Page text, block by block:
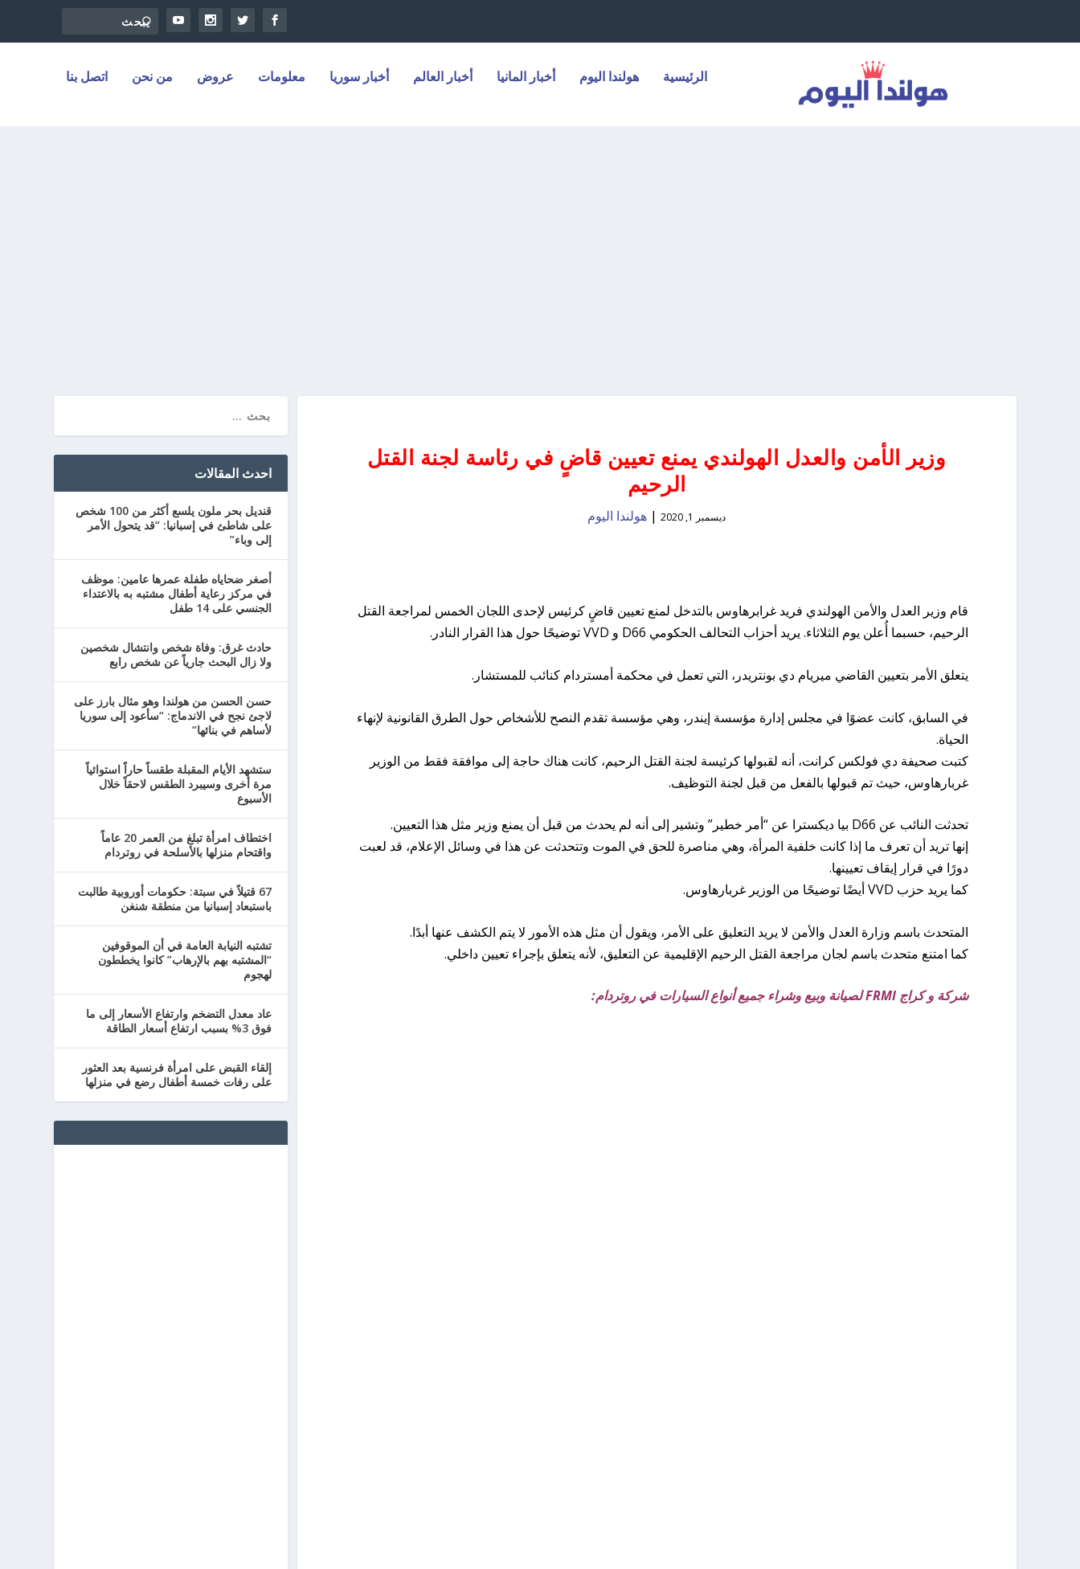
الرئيسية هولندا اليوم أخبار المانيا أخبار العالم أخبار سوريا معلومات عروض من نحن اتصل بنا
وزير الأمن والعدل الهولندي يمنع تعيين قاضٍ في رئاسة لجنة القتل
الرحيم
ديسمبر 1, 2020 | هولندا اليوم
قام وزير العدل والأمن الهولندي فريد غرابرهاوس بالتدخل لمنع تعيين قاضٍ كرئيس لإحدى اللجان الخمس لمراجعة القتل
الرحيم، حسبما أُعلن يوم الثلاثاء. يريد أحزاب التحالف الحكومي D66 و VVD توضيحًا حول هذا القرار النادر.
يتعلق الأمر بتعيين القاضي ميريام دي بونتريدر، التي تعمل في محكمة أمستردام كنائب للمستشار.
في السابق، كانت عضوًا في مجلس إدارة مؤسسة إيندر، وهي مؤسسة تقدم النصح للأشخاص حول الطرق القانونية لإنهاء
الحياة.
كتبت صحيفة دي فولكس كرانت، أنه لقبولها كرئيسة لجنة القتل الرحيم، كانت هناك حاجة إلى موافقة فقط من الوزير
غربارهاوس، حيث تم قبولها بالفعل من قبل لجنة التوظيف.
تحدثت النائب عن D66 بيا ديكسترا عن “أمر خطير” وتشير إلى أنه لم يحدث من قبل أن يمنع وزير مثل هذا التعيين.
إنها تريد أن تعرف ما إذا كانت خلفية المرأة، وهي مناصرة للحق في الموت وتتحدثت عن هذا في وسائل الإعلام، قد لعبت
دورًا في قرار إيقاف تعيينها.
كما يريد حزب VVD أيضًا توضيحًا من الوزير غربارهاوس.
المتحدث باسم وزارة العدل والأمن لا يريد التعليق على الأمر، ويقول أن مثل هذه الأمور لا يتم الكشف عنها أبدًا.
كما امتنع متحدث باسم لجان مراجعة القتل الرحيم الإقليمية عن التعليق، لأنه يتعلق بإجراء تعيين داخلي.
شركة و كراج FRMI لصيانة وبيع وشراء جميع أنواع السيارات في روتردام:
احدث المقالات
قنديل بحر ملون يلسع أكثر من 100 شخص
على شاطئ في إسبانيا: “قد يتحول الأمر
إلى وباء”
أصغر ضحاياه طفلة عمرها عامين: موظف
في مركز رعاية أطفال مشتبه به بالاعتداء
الجنسي على 14 طفل
حادث غرق: وفاة شخص وانتشال شخصين
ولا زال البحث جارياً عن شخص رابع
حسن الحسن من هولندا وهو مثال بارز على
لاجئ نجح في الاندماج: “سأعود إلى سوريا
لأساهم في بنائها”
ستشهد الأيام المقبلة طقساً حاراً استوائياً
مرة أخرى وسيبرد الطقس لاحقاً خلال
الأسبوع
اختطاف امرأة تبلغ من العمر 20 عاماً
واقتحام منزلها بالأسلحة في روتردام
67 قتيلاً في سبتة: حكومات أوروبية طالبت
باستبعاد إسبانيا من منطقة شنغن
تشتبه النيابة العامة في أن الموقوفين
“المشتبه بهم بالإرهاب” كانوا يخططون
لهجوم
عاد معدل التضخم وارتفاع الأسعار إلى ما
فوق 3% بسبب ارتفاع أسعار الطاقة
إلقاء القبض على امرأة فرنسية بعد العثور
على رفات خمسة أطفال رضع في منزلها